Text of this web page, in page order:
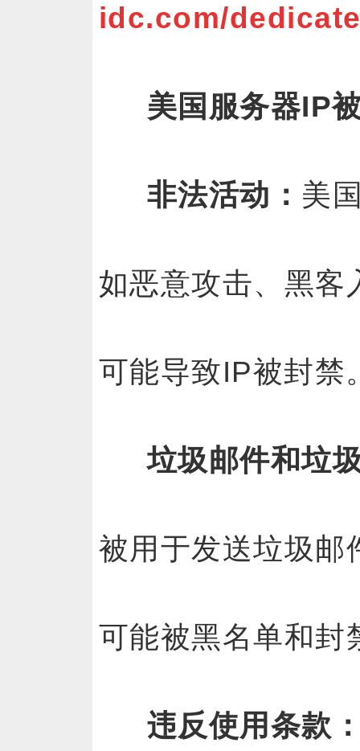
idc.com/
美国服务器IP
非法活动： 美
如恶意攻击、黑客
可能导致IP被封禁
垃圾邮件和垃
被用于发送垃圾邮
可能被黑名单和封
违反使用条款